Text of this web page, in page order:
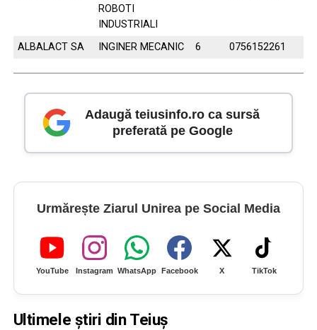
ROBOTI
INDUSTRIALI
ALBALACT SA INGINER MECANIC 6 0756152261
Adaugă teiusinfo.ro ca sursă
preferată pe Google
Urmărește Ziarul Unirea pe Social Media
YouTube Instagram WhatsApp Facebook X TikTok
Ultimele știri din Teiuș